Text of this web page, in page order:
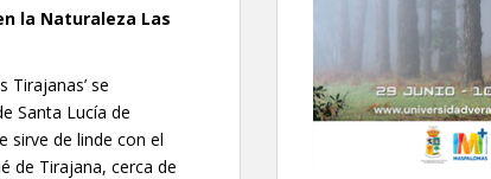
la Naturaleza Las
Tirajanas’ se
Santa Lucía de
sirve de linde con el
de Tirajana, cerca de